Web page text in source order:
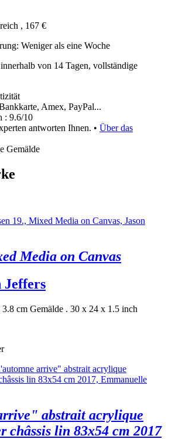
, 167 €
Weniger als eine Woche
von 14 Tagen, vollständige
Amex, PayPal...
: 9.6/10
antworten Ihnen. • Über das
Gemälde
Media on Canvas
Jeffers
3.8 cm Gemälde . 30 x 24 x 1.5 inch
abstrait acrylique
châssis lin 83x54 cm 2017